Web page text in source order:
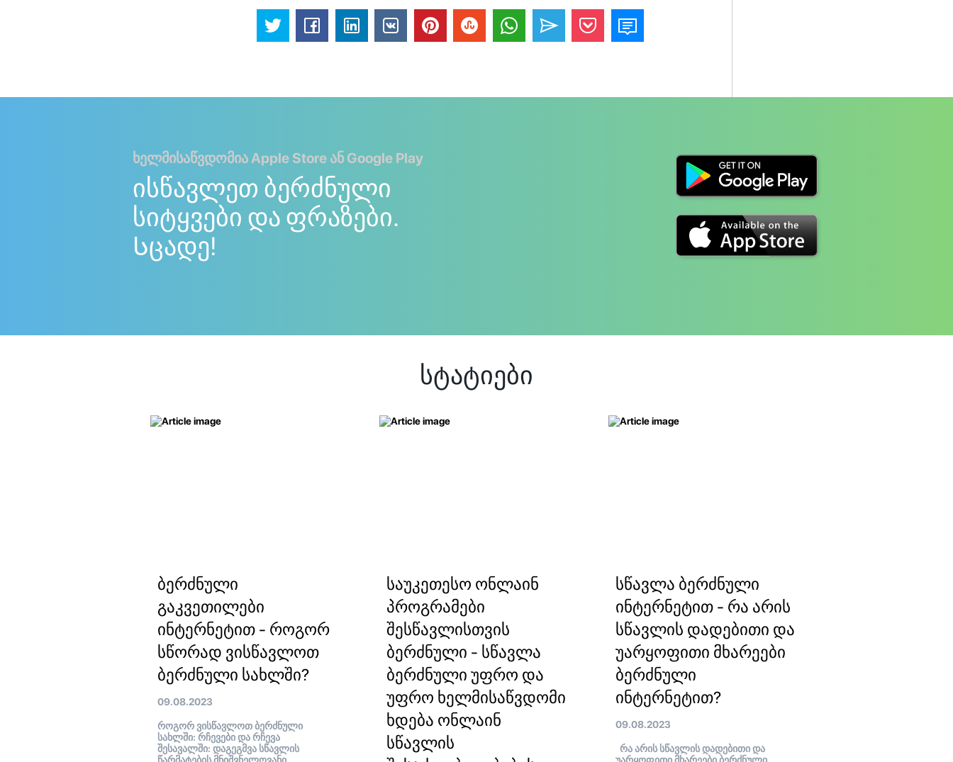
ხელმისაწვდომია Apple Store ან Google Play
ისწავლეთ ბერძნული
სიტყვები და ფრაზები.
Სცადე!
სტატიები
ბერძნული
გაკვეთილები
ინტერნეტით - როგორ
სწორად ვისწავლოთ
ბერძნული სახლში?
09.08.2023
როგორ ვისწავლოთ ბერძნული
სახლში: რჩევები და რჩევა
შესავალში: დაგეგმვა სწავლის
საუკეთესო ონლაინ
პროგრამები
შესწავლისთვის
ბერძნული - სწავლა
ბერძნული უფრო და
უფრო ხელმისაწვდომი
ხდება ონლაინ
სწავლის
სწავლა ბერძნული
ინტერნეტით - რა არის
სწავლის დადებითი და
უარყოფითი მხარეები
ბერძნული
ინტერნეტით?
09.08.2023
რა არის სწავლის დადებითი და